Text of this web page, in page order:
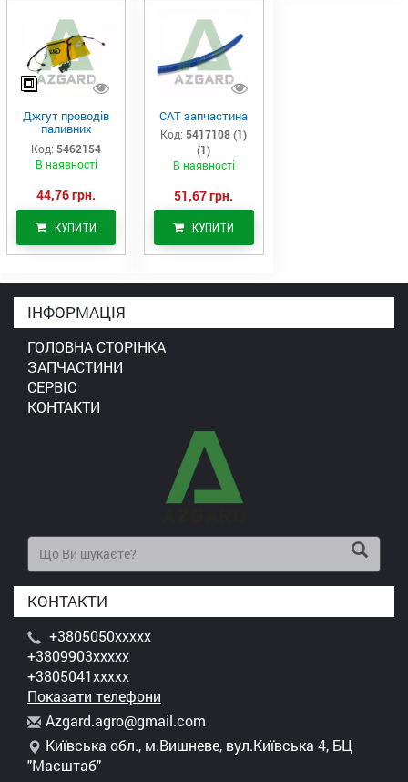
Джгут проводів
паливних
форсунок CAT
C7/C9 (546-2154)
Код: 5462154
В наявності
44,76 грн.
КУПИТИ
САТ запчастина
Код: 5417108 (1)
(1)
В наявності
51,67 грн.
КУПИТИ
ІНФОРМАЦІЯ
ГОЛОВНА СТОРІНКА
ЗАПЧАСТИНИ
СЕРВІС
КОНТАКТИ
КОНТАКТИ
+3805050xxxxx
+3809903xxxxx
+3805041xxxxx
Показати телефони
Azgard.agro@gmail.com
Київська обл., м.Вишневе, вул.Київська 4, БЦ
"Масштаб"